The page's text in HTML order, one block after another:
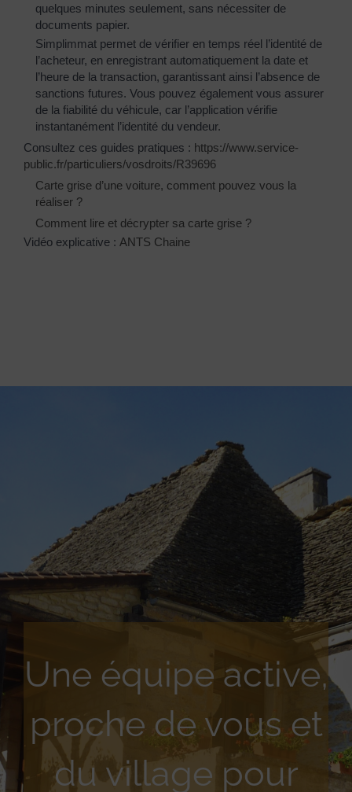
quelques minutes seulement, sans nécessiter de
documents papier.
Simplimmat permet de vérifier en temps réel l’identité de
l’acheteur, en enregistrant automatiquement la date et
l’heure de la transaction, garantissant ainsi l’absence de
sanctions futures. Vous pouvez également vous assurer
de la fiabilité du véhicule, car l’application vérifie
instantanément l’identité du vendeur.
Consultez ces guides pratiques : https://www.service-
public.fr/particuliers/vosdroits/R39696
Carte grise d’une voiture, comment pouvez vous la
réaliser ?
Comment lire et décrypter sa carte grise ?
Vidéo explicative : ANTS Chaine
Une équipe active,
proche de vous et
du village pour